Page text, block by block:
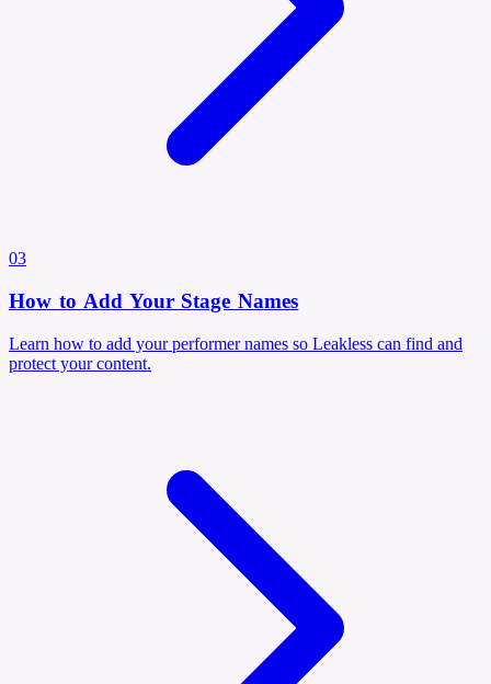
03
How to Add Your Stage Names
Learn how to add your performer names so Leakless can find and
protect your content.